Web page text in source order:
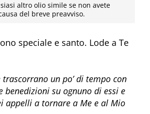
altro olio simile se non avete
del breve preavviso.
speciale e santo. Lode a Te
un po’ di tempo con
su ognuno di essi e
a tornare a Me e al Mio